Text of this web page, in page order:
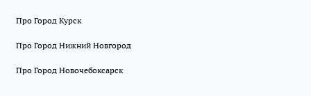
Про Город Курск
Про Город Нижний Новгород
Про Город Новочебоксарск